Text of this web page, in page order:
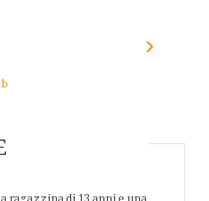
›
ragazzina di 13 anni e una